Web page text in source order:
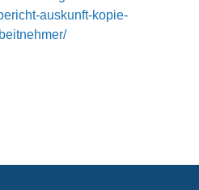
auskunft-kopie-